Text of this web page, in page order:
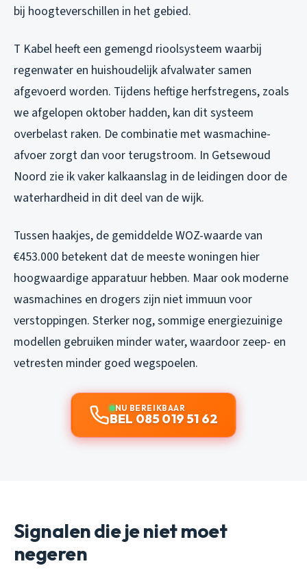
bij hoogteverschillen in het gebied.
T Kabel heeft een gemengd rioolsysteem waarbij
regenwater en huishoudelijk afvalwater samen
afgevoerd worden. Tijdens heftige herfstregens, zoals
we afgelopen oktober hadden, kan dit systeem
overbelast raken. De combinatie met wasmachine-
afvoer zorgt dan voor terugstroom. In Getsewoud
Noord zie ik vaker kalkaanslag in de leidingen door de
waterhardheid in dit deel van de wijk.
Tussen haakjes, de gemiddelde WOZ-waarde van
€453.000 betekent dat de meeste woningen hier
hoogwaardige apparatuur hebben. Maar ook moderne
wasmachines en drogers zijn niet immuun voor
verstoppingen. Sterker nog, sommige energiezuinige
modellen gebruiken minder water, waardoor zeep- en
vetresten minder goed wegspoelen.
NU BEREIKBAAR
BEL 085 019 51 62
Signalen die je niet moet
negeren